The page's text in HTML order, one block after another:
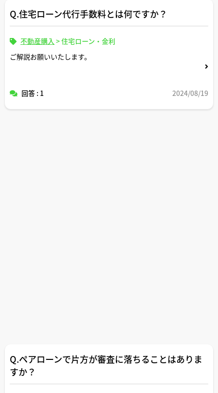
Q.住宅ローン代行手数料とは何ですか？
不動産購入 >住宅ローン・金利
ご解説お願いいたします。
回答 : 1 2024/08/19
Q.ペアローンで片方が審査に落ちることはありま
すか？